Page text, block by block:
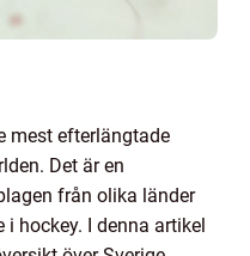
mest efterlängtade
Det är en
från olika länder
hockey. I denna artikel